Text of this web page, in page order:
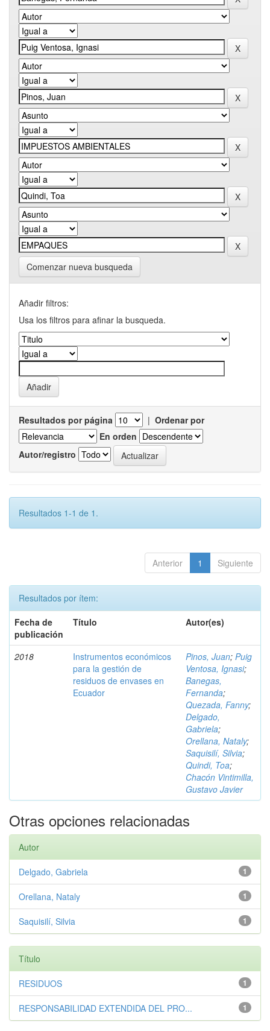
Comenzar nueva busqueda
Añadir filtros:
Usa los filtros para afinar la busqueda.
Resultados por página | Ordenar por
En orden
Autor/registro
Resultados 1-1 de 1.
Anterior 1 Siguiente
Resultados por ítem:
Fecha de
publicación
Título Autor(es)
2018
Instrumentos económicos
para la gestión de
residuos de envases en
Ecuador
Pinos, Juan; Puig
Ventosa, Ignasi;
Banegas,
Fernanda;
Quezada, Fanny;
Delgado,
Gabriela;
Orellana, Nataly;
Saquisilí, Silvia;
Quindi, Toa;
Chacón Vintimilla,
Gustavo Javier
Otras opciones relacionadas
Autor
1
Delgado, Gabriela
1
Orellana, Nataly
1
Saquisilí, Silvia
Título
1
RESIDUOS
1
RESPONSABILIDAD EXTENDIDA DEL PRO...